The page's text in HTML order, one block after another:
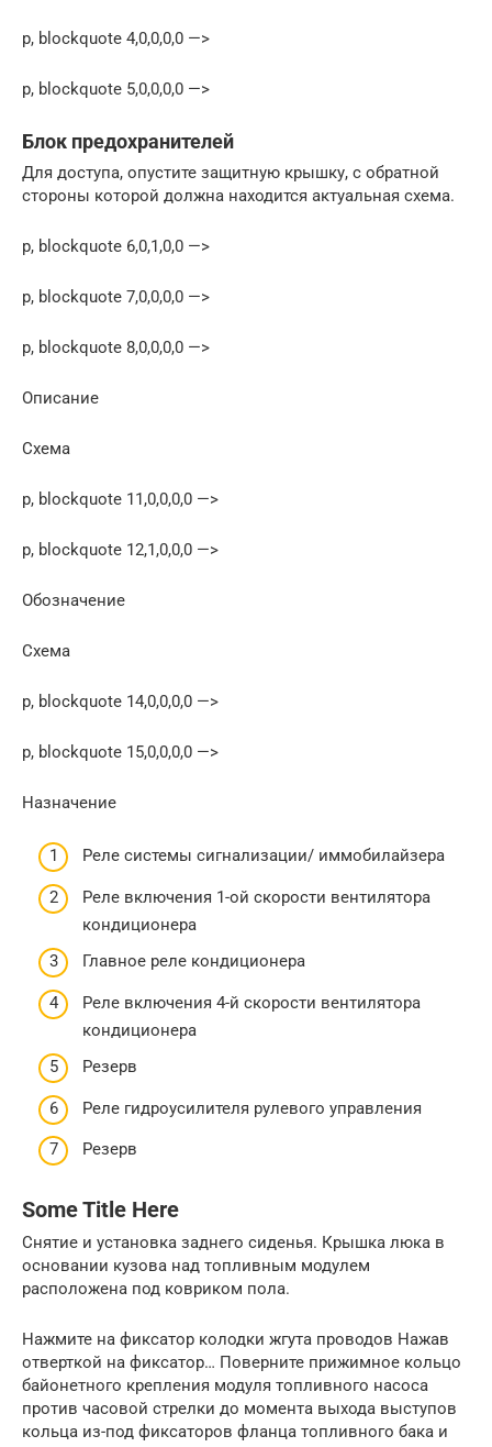
p, blockquote 4,0,0,0,0 —>
p, blockquote 5,0,0,0,0 —>
Блок предохранителей
Для доступа, опустите защитную крышку, с обратной
стороны которой должна находится актуальная схема.
p, blockquote 6,0,1,0,0 —>
p, blockquote 7,0,0,0,0 —>
p, blockquote 8,0,0,0,0 —>
Описание
Схема
p, blockquote 11,0,0,0,0 —>
p, blockquote 12,1,0,0,0 —>
Обозначение
Схема
p, blockquote 14,0,0,0,0 —>
p, blockquote 15,0,0,0,0 —>
Назначение
Реле системы сигнализации/ иммобилайзера
Реле включения 1-ой скорости вентилятора
кондиционера
Главное реле кондиционера
Реле включения 4-й скорости вентилятора
кондиционера
Резерв
Реле гидроусилителя рулевого управления
Резерв
Some Title Here
Снятие и установка заднего сиденья. Крышка люка в
основании кузова над топливным модулем
расположена под ковриком пола.
Нажмите на фиксатор колодки жгута проводов Нажав
отверткой на фиксатор… Поверните прижимное кольцо
байонетного крепления модуля топливного насоса
против часовой стрелки до момента выхода выступов
кольца из-под фиксаторов фланца топливного бака и